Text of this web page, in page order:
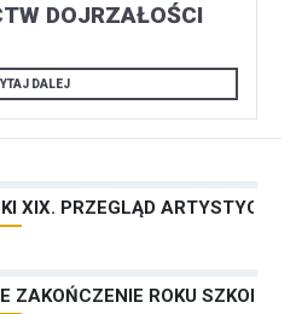
DOJRZAŁOŚCI
DALEJ
XIX. PRZEGLĄD
ZAKOŃCZENIE ROKU